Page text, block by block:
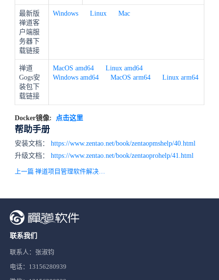
最新版
禅道客
户端服
务器下
载链接
Windows Linux Mac
禅道
Gogs安
装包下
载链接
MacOS amd64
Linux amd64
Windows amd64
MacOS arm64 Linux arm64
Docker镜像: 点击这里
帮助手册
安装文档： https://www.zentao.net/book/zentaopmshelp/40.html
升级文档： https://www.zentao.net/book/zentaoprohelp/41.html
联系我们
联系人：张淑钧
电话：13156280939